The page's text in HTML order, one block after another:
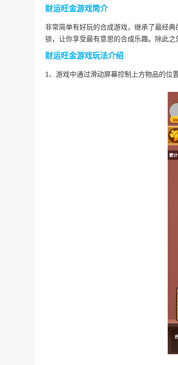
财运旺金游戏简介
非常简单有好玩的合成游戏，继承了最经
锁，让你享受最有意思的合成乐趣。除此
财运旺金游戏玩法介绍
1、游戏中通过滑动屏幕控制上方物品的位